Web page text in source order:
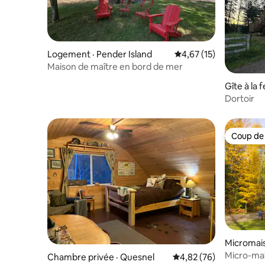
Logement · Pender Island Note moyenne de
4,67 (15)
Maison de maître en bord de mer
Gîte à la
ridge
Dortoir
Chambre privée · Quesnel Note moyenne de
4,82 (76)
Coup
Coup
Micro-